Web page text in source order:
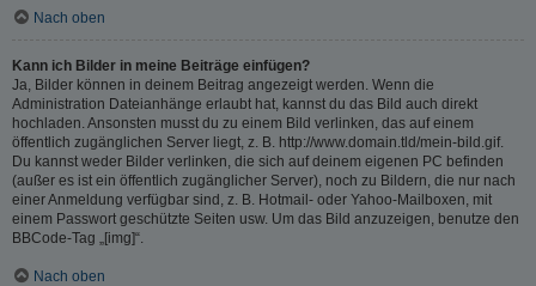
Nach oben
Kann ich Bilder in meine Beiträge einfügen?
Ja, Bilder können in deinem Beitrag angezeigt werden. Wenn die
Administration Dateianhänge erlaubt hat, kannst du das Bild auch direkt
hochladen. Ansonsten musst du zu einem Bild verlinken, das auf einem
öffentlich zugänglichen Server liegt, z. B. http://www.domain.tld/mein-bild.gif.
Du kannst weder Bilder verlinken, die sich auf deinem eigenen PC befinden
(außer es ist ein öffentlich zugänglicher Server), noch zu Bildern, die nur nach
einer Anmeldung verfügbar sind, z. B. Hotmail- oder Yahoo-Mailboxen, mit
einem Passwort geschützte Seiten usw. Um das Bild anzuzeigen, benutze den
BBCode-Tag „[img]“.
Nach oben